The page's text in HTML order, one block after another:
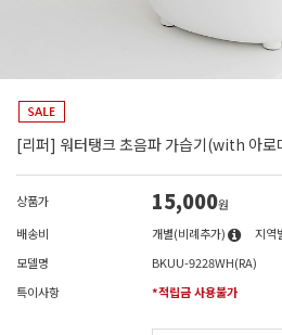
[리퍼] 워터탱크 초음파 가습기(with 아
상품가 15,000원
배송비
개별(비례추가)
지역
모델명
BKUU-9228WH(RA)
특이사항
*적립금 사용불가